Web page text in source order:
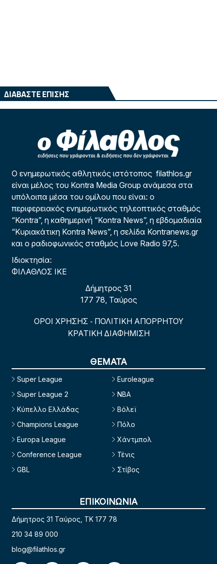
ΔΙΑΒΑΣΤΕ ΕΠΙΣΗΣ
Ο ενημερωτικός αθλητικός ιστότοπος filathlos.gr
είναι μέλος του Kontra Media Group ανάμεσα στα
υπόλοιπα μέσα του ομίλου που είναι: ο
περιφερειακός ενημερωτικός τηλεοπτικός σταθμός
“Kontra”, η καθημερινή “Kontra News”, η εβδομαδιαία
“Κυριακάτικη Kontra News”, η σελίδα Kontranews.gr
και ο ραδιοφωνικός σταθμός Love Radio 97,5.
Ιδιοκτησία:
ΦΙΛΑΘΛΟΣ ΙΚΕ
Δήμητρος 31
177 78, Ταύρος
ΟΡΟΙ ΧΡΗΣΗΣ - ΠΟΛΙΤΙΚΗ ΑΠΟΡΡΗΤΟΥ
ΚΡΑΤΙΚΗ ΔΙΑΦΗΜΙΣΗ
ΘΕΜΑΤΑ
Super League
Super League 2
Κύπελλο Ελλάδας
Champions League
Europa League
Conference League
GBL
Euroleague
NBA
Βόλεϊ
Πόλο
Χάντμπολ
Τένις
Στίβος
ΕΠΙΚΟΙΝΩΝΙΑ
Δήμητρος 31 Ταύρος, TK 177 78
210 34 89 000
blog@filathlos.gr